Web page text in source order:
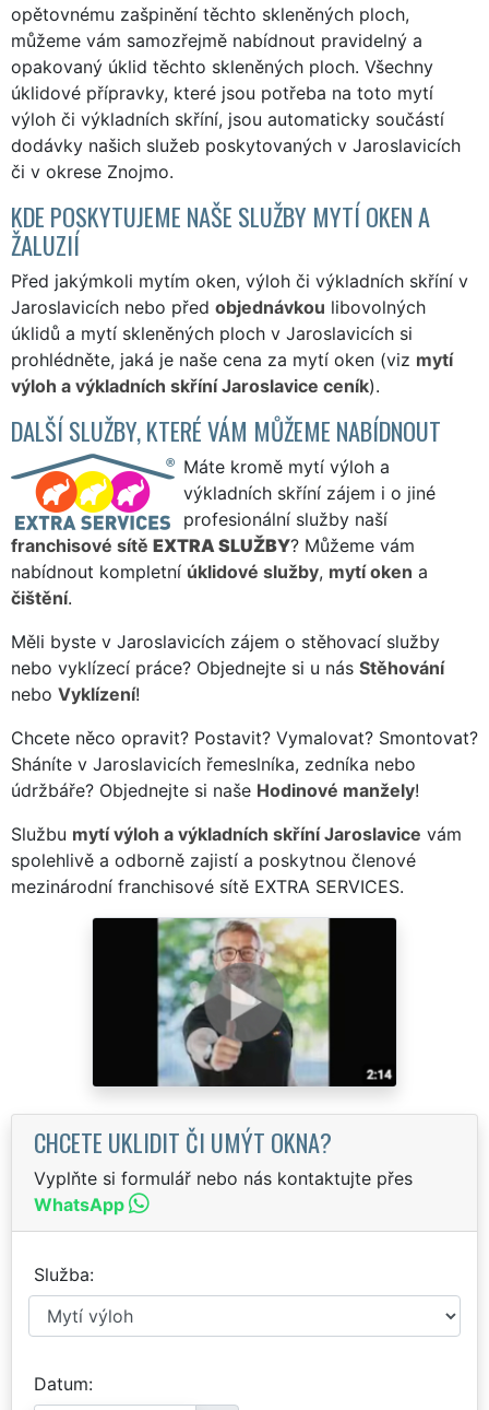
opětovnému zašpinění těchto skleněných ploch,
můžeme vám samozřejmě nabídnout pravidelný a
opakovaný úklid těchto skleněných ploch. Všechny
úklidové přípravky, které jsou potřeba na toto mytí
výloh či výkladních skříní, jsou automaticky součástí
dodávky našich služeb poskytovaných v Jaroslavicích
či v okrese Znojmo.
KDE POSKYTUJEME NAŠE SLUŽBY MYTÍ OKEN A
ŽALUZIÍ
Před jakýmkoli mytím oken, výloh či výkladních skříní v
Jaroslavicích nebo před objednávkou libovolných
úklidů a mytí skleněných ploch v Jaroslavicích si
prohlédněte, jaká je naše cena za mytí oken (viz mytí
výloh a výkladních skříní Jaroslavice ceník).
DALŠÍ SLUŽBY, KTERÉ VÁM MŮŽEME NABÍDNOUT
Máte kromě mytí výloh a
výkladních skříní zájem i o jiné
profesionální služby naší
franchisové sítě EXTRA SLUŽBY? Můžeme vám
nabídnout kompletní úklidové služby, mytí oken a
čištění.
Měli byste v Jaroslavicích zájem o stěhovací služby
nebo vyklízecí práce? Objednejte si u nás Stěhování
nebo Vyklízení!
Chcete něco opravit? Postavit? Vymalovat? Smontovat?
Sháníte v Jaroslavicích řemeslníka, zedníka nebo
údržbáře? Objednejte si naše Hodinové manžely!
Službu mytí výloh a výkladních skříní Jaroslavice vám
spolehlivě a odborně zajistí a poskytnou členové
mezinárodní franchisové sítě EXTRA SERVICES.
CHCETE UKLIDIT ČI UMÝT OKNA?
Vyplňte si formulář nebo nás kontaktujte přes
WhatsApp
Služba
Datum